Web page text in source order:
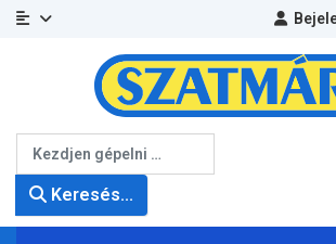
Keresés...